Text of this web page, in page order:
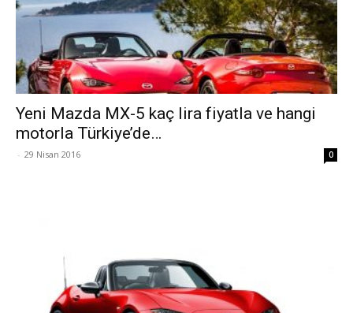
Yeni Mazda MX-5 kaç lira fiyatla ve hangi
motorla Türkiye’de…
- 29 Nisan 2016 0